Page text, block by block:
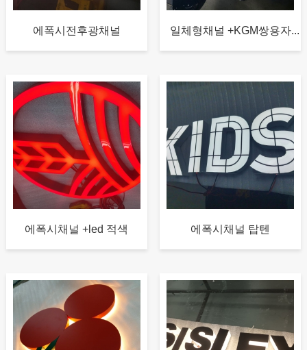
에폭시전후광채널 일체형채널 +KGM쌍용자...
에폭시채널 +led 적색 에폭시채널 탑텐